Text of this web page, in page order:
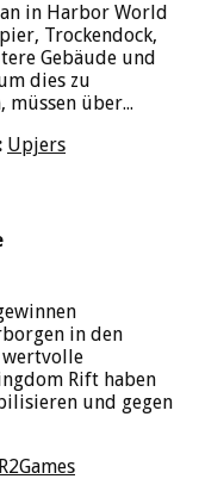
in Harbor World
Trockendock,
Gebäude und
dies zu
müssen über...
Upjers
in den
wertvolle
Rift haben
und gegen
R2Games